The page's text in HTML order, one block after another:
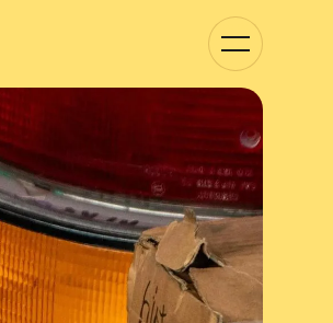
Kategorie-
Navigation
anzeigen